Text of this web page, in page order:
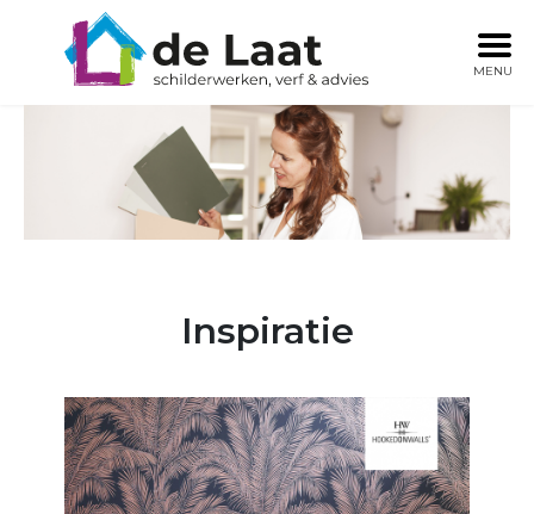
Inspiratie
MENU